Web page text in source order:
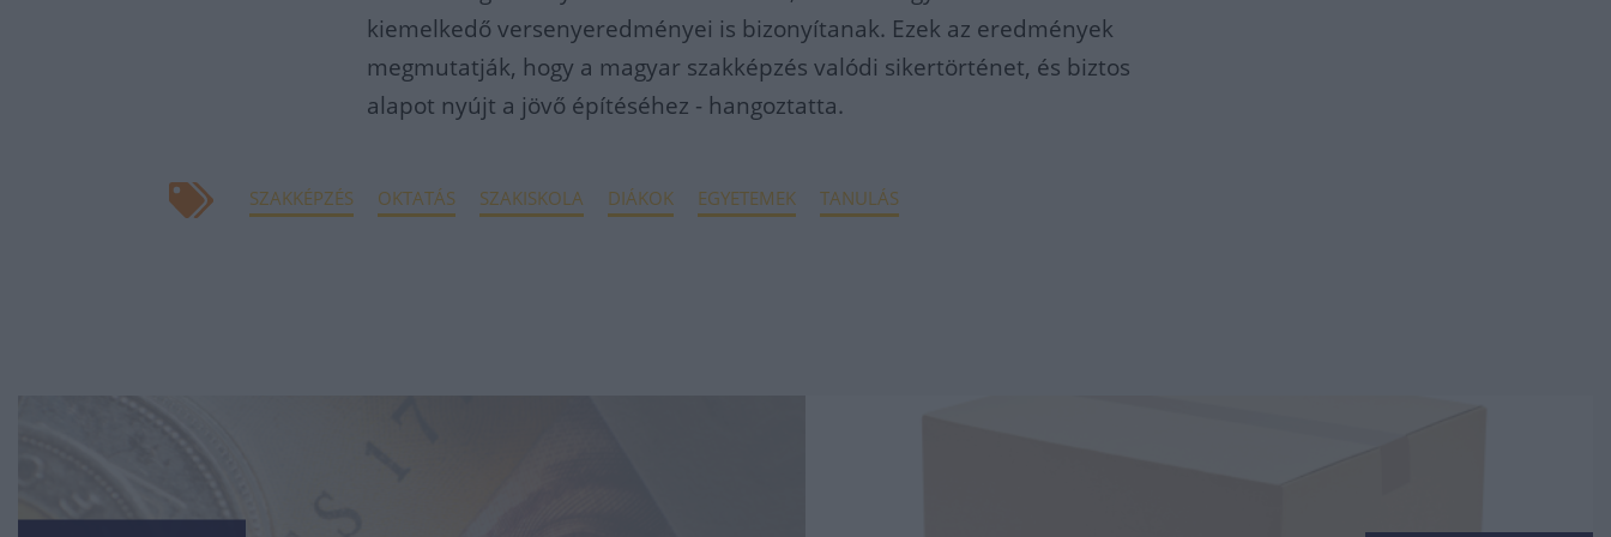
kiemelkedő versenyeredményei is bizonyítanak. Ezek az eredmények
megmutatják, hogy a magyar szakképzés valódi sikertörténet, és biztos
alapot nyújt a jövő építéséhez - hangoztatta.
SZAKKÉPZÉS OKTATÁS SZAKISKOLA DIÁKOK EGYETEMEK TANULÁS